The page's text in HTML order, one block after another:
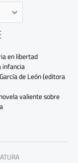
en libertad
infancia
de León (editora
valiente sobre